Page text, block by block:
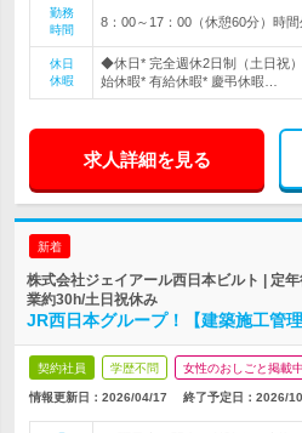
勤務
時間
8：00～17：00（休憩60分）時
休日
休暇
◆休日* 完全週休2日制（土日祝
始休暇* 有給休暇* 慶弔休暇…
求人詳細を見る
新着
株式会社ジェイアール西日本ビルト | 定
業約30h/土日祝休み
JR西日本グループ！【建築施工管
契約社員 学歴不問 女性のおしごと掲載中
情報更新日：2026/04/17 終了予定日： 2026/